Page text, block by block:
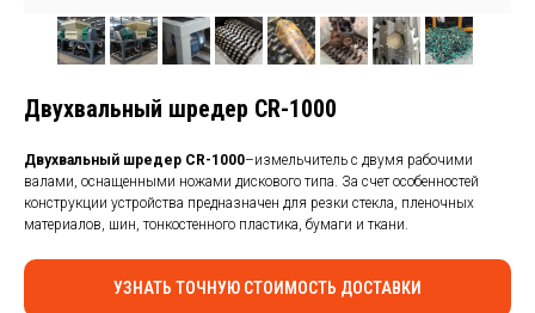
Двухвальный шредер CR-1000
Двухвальный шредер CR-1000–измельчитель с двумя рабочими
валами, оснащенными ножами дискового типа. За счет особенностей
конструкции устройства предназначен для резки стекла, пленочных
материалов, шин, тонкостенного пластика, бумаги и ткани.
УЗНАТЬ ТОЧНУЮ СТОИМОСТЬ ДОСТАВКИ